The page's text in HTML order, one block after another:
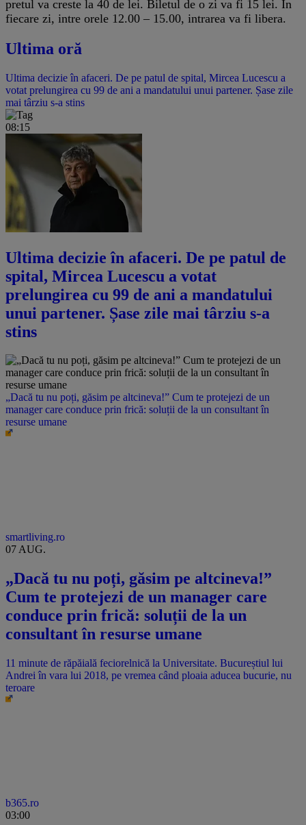
pretul va creste la 40 de lei. Biletul de o zi va fi 15 lei. In
fiecare zi, intre orele 12.00 – 15.00, intrarea va fi libera.
Ultima oră
Ultima decizie în afaceri. De pe patul de spital, Mircea Lucescu a
votat prelungirea cu 99 de ani a mandatului unui partener. Șase zile
mai târziu s-a stins
08:15
Ultima decizie în afaceri. De pe patul de
spital, Mircea Lucescu a votat
prelungirea cu 99 de ani a mandatului
unui partener. Șase zile mai târziu s-a
stins
„Dacă tu nu poți, găsim pe altcineva!” Cum te protejezi de un
manager care conduce prin frică: soluții de la un consultant în
resurse umane
smartliving.ro
07 AUG.
„Dacă tu nu poți, găsim pe altcineva!”
Cum te protejezi de un manager care
conduce prin frică: soluții de la un
consultant în resurse umane
11 minute de răpăială feciorelnică la Universitate. Bucureștiul lui
Andrei în vara lui 2018, pe vremea când ploaia aducea bucurie, nu
teroare
b365.ro
03:00